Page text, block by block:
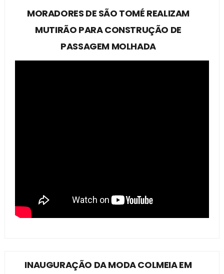
MORADORES DE SÃO TOMÉ REALIZAM
MUTIRÃO PARA CONSTRUÇÃO DE
PASSAGEM MOLHADA
INAUGURAÇÃO DA MODA COLMEIA EM